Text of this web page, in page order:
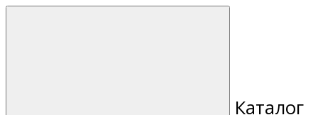
Каталог